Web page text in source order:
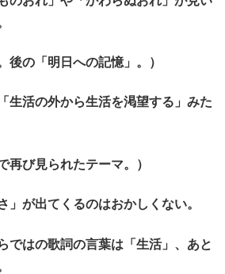
後の「明日への記憶」。）
生活の外から生活を渇望する」みた
再び見られたテーマ。）
」が出てくるのはおかしくない。
ではの歌詞の言葉は「生活」、あと